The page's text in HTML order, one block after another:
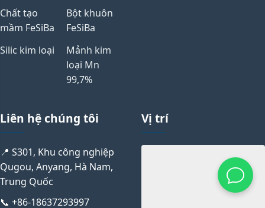
Chất tạo
mầm FeSiBa
Bột khuôn
FeSiBa
Silic kim loại
Mảnh kim
loại Mn
99,7%
Liên hệ chúng tôi
📍 S301, Khu công nghiệp
Qugou, Anyang, Hà Nam,
Trung Quốc
📞 +86-18637293997
Vị trí